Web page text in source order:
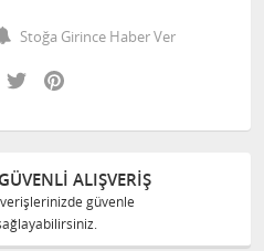
Stoğa Girince Haber Ver
Facebook
Twitter
ALIŞVERİŞ
güvenle